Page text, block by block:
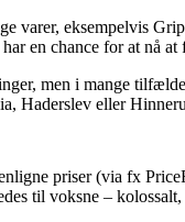
varer, eksempelvis
en chance for at nå
men i mange
Haderslev eller
priser (via fx
til voksne –